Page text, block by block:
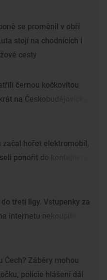
se proměnil v obří
stojí na chodnících i
cesty
černou kočkovitou
na Českobudějovicku
začal hořet elektromobil,
ponořit do kontejneru
třetí ligy. Vstupenky za
internetu nekoupíte
Čech? Záběry mohou
policie hlášení dál